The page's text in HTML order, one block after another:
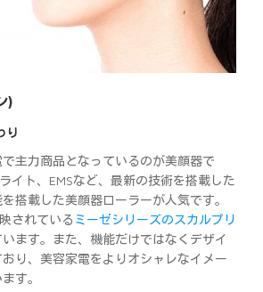
)
り
主力商品となっているのが美顔器で
イト、EMSなど、最新の技術を搭載した
搭載した美顔器ローラーが人気です。
されている ミーゼシリーズのスカルプリ
ます。また、機能だけではなくデザイ
り、美容家電をよりオシャレなイメー
す。